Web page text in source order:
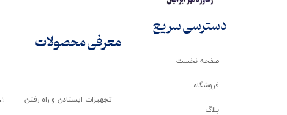
تجهیزات ایستادن و راه رفتن
صفحه نخست
فروشگاه
بلاگ
دسترسی سریع
معرفی محصولات